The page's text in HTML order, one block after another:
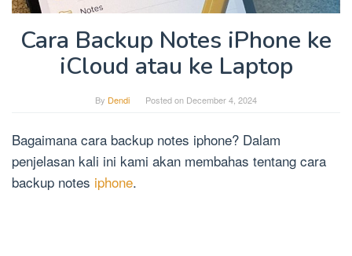
Cara Backup Notes iPhone ke
iCloud atau ke Laptop
By Dendi Posted on December 4, 2024
Bagaimana cara backup notes iphone? Dalam
penjelasan kali ini kami akan membahas tentang cara
backup notes iphone.